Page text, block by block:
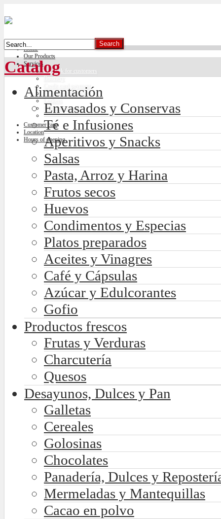
Home
Our Products
Services
Car park for customers
Butchery
Credit card payment
Freshly made bread
Lockers
Climate control
Customer care
Location
Hours of opening
Catalog
Alimentación
Envasados y Conservas
Té e Infusiones
Aperitivos y Snacks
Salsas
Pasta, Arroz y Harina
Frutos secos
Huevos
Condimentos y Especias
Platos preparados
Aceites y Vinagres
Café y Cápsulas
Azúcar y Edulcorantes
Gofio
Productos frescos
Frutas y Verduras
Charcutería
Quesos
Desayunos, Dulces y Pan
Galletas
Cereales
Golosinas
Chocolates
Panadería, Dulces y
Mermeladas y Mantequillas
Cacao en polvo